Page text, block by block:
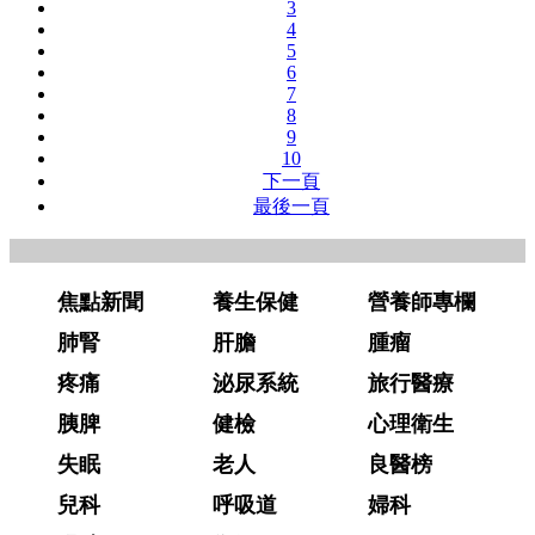
3
4
5
6
7
8
9
10
下一頁
最後一頁
焦點新聞 養生保健
營養師專欄
肺腎
肝膽
腫瘤
疼痛
泌尿系統
旅行醫療
胰脾
健檢
心理衛生
失眠
老人
良醫榜
兒科
呼吸道
婦科